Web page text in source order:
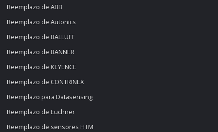
Reemplazo de ABB
Reemplazo de Autonics
Reemplazo de BALLUFF
Reemplazo de BANNER
Reemplazo de KEYENCE
Reemplazo de CONTRINEX
Reemplazo para Datasensing
Reemplazo de Euchner
Reemplazo de sensores HTM